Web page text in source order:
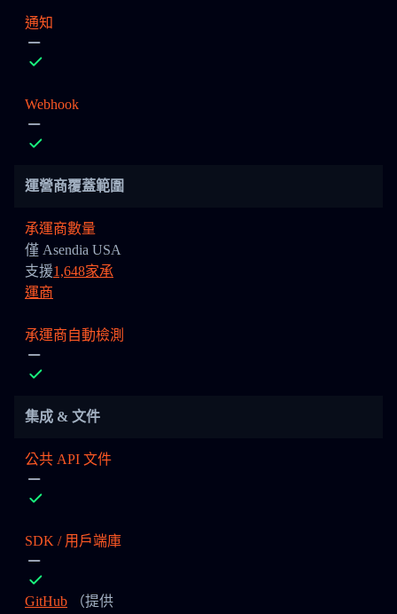
通知
Webhook
運營商覆蓋範圍
承運商數量
僅 Asendia USA
支援1,648家承
運商
承運商自動檢測
集成 & 文件
公共 API 文件
SDK / 用戶端庫
GitHub （提供